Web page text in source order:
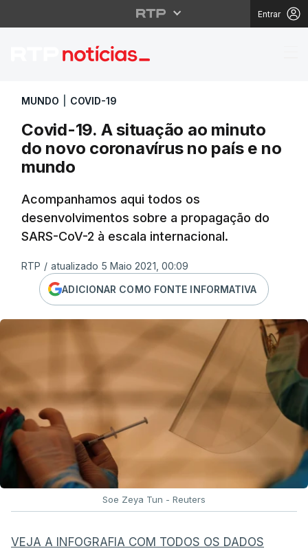
Entrar
Covid-19. A situação
MUNDO COVID-19
Covid-19. A situação ao minuto
do novo coronavírus no país e no
mundo
Acompanhamos aqui todos os
desenvolvimentos sobre a propagação do
SARS-CoV-2 à escala internacional.
RTP / atualizado 5 Maio 2021, 00:09
ADICIONAR COMO FONTE INFORMATIVA
Soe Zeya Tun - Reuters
VEJA A INFOGRAFIA COM TODOS OS DADOS